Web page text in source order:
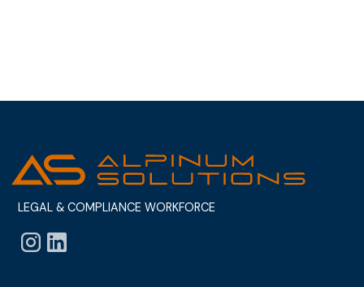
LEGAL & COMPLIANCE WORKFORCE